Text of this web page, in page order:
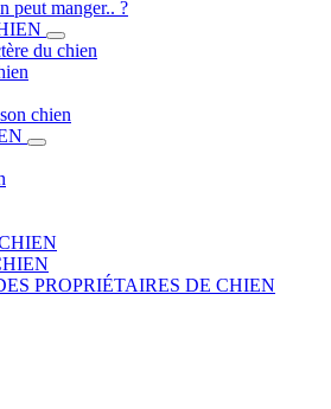
peut manger.. ?
du chien
chien
PROPRIÉTAIRES DE CHIEN